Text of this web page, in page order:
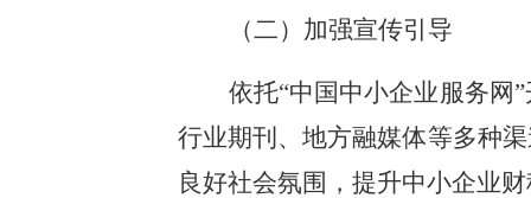
（二）加强宣传引导
依托“中国中小企业服务网
行业期刊、地方融媒体等多种
良好社会氛围，提升中小企业